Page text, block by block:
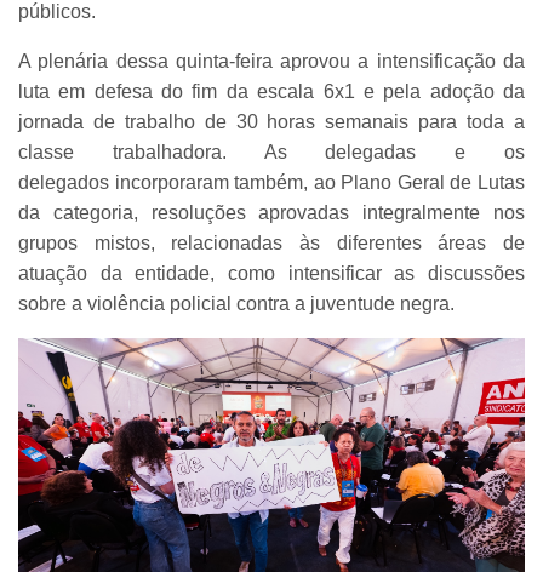
públicos.
A plenária dessa quinta-feira aprovou a intensificação da
luta em defesa do fim da escala 6x1 e pela adoção da
jornada de trabalho de 30 horas semanais para toda a
classe trabalhadora. As delegadas e os
delegados incorporaram também, ao Plano Geral de Lutas
da categoria, resoluções aprovadas integralmente nos
grupos mistos, relacionadas às diferentes áreas de
atuação da entidade, como intensificar as discussões
sobre a violência policial contra a juventude negra.